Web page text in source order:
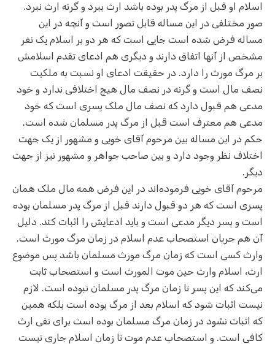
اسلام او قبل از مرگ پدر بوده باشد ارث ببرد و گرنه ارث نبرد.
صور مختلفی در این مساله قابل تصور است و آنچه در این
مساله فرض شده است جایی است که هر دو بر اسلام یک نفر
مشخص از آنها اتفاق دارند و دیگری هم ادعای تقدم اسلامش
بر مرگ مورث را دارد. در حقیقت ادعای او نسبت به ملکیت
نصف مال است و گرنه در نصف مال هیچ اختلافی ندارد و خود
مدعی هم قبول دارد که نصف مال ملک پسری است که خود
مدعی هم معترف است قبل از مرگ پدر مسلمان شده است.
حکم در این مساله بین مرحوم آقای خویی و مشهور از یک جهت
اختلاف نظر وجود دارد و بین صاحب جواهر و مشهور نیز از جهت
دیگر.
مرحوم آقای خویی فرموده‌اند در این فرض همه مال ملک همان
پسری است که هر دو قبول دارند قبل از مرگ پدر مسلمان بوده
است و پسر دیگر مدعی است و باید ادعایش را اثبات کند. دلیل
آن هم جریان استصحاب عدم اسلام در زمان مرگ مورث است.
وارث کسی است که زمان مرگ مورث مسلمان باشد پس موضوع
ارث، اسلام وارث حین موت المورث است و استصحاب ثابت
می‌کند که این پسر تا زمان مرگ پدر مسلمان نبوده است. لازم
نیست اثبات شود که اسلام بعد از مرگ بوده است بلکه همین
که اثبات نشود در زمان مرگ مسلمان بوده است برای نفی ارث
کافی است. و استصحاب عدم موت تا زمان اسلام جاری نیست